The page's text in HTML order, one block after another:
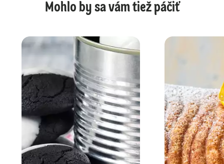
Mohlo by sa vám tiež páčiť